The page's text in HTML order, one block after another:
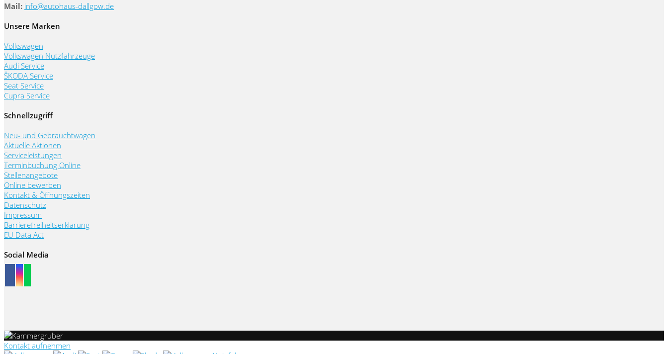
Mail: info@autohaus-dallgow.de
Unsere Marken
Volkswagen
Volkswagen Nutzfahrzeuge
Audi Service
ŠKODA Service
Seat Service
Cupra Service
Schnellzugriff
Neu- und Gebrauchtwagen
Aktuelle Aktionen
Serviceleistungen
Terminbuchung Online
Stellenangebote
Online bewerben
Kontakt & Öffnungszeiten
Datenschutz
Impressum
Barrierefreiheitserklärung
EU Data Act
Social Media
Kontakt aufnehmen